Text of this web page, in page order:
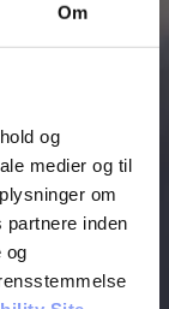
Om
og
medier og til
om
inden
og